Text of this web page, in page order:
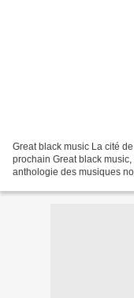
Great black music La cité
prochain Great black
anthologie des musiques